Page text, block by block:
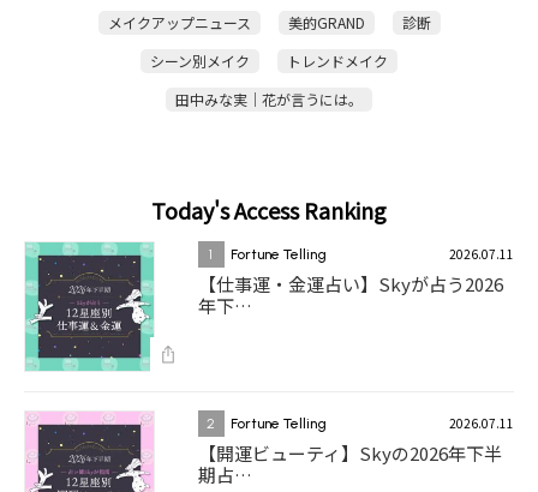
メイクアップニュース
美的GRAND
診断
シーン別メイク
トレンドメイク
田中みな実｜花が言うには。
Today's Access Ranking
1 Fortune Telling 2026.07.11
【仕事運・金運占い】Skyが占う2026
年下…
2 Fortune Telling 2026.07.11
【開運ビューティ】Skyの2026年下半
期占…